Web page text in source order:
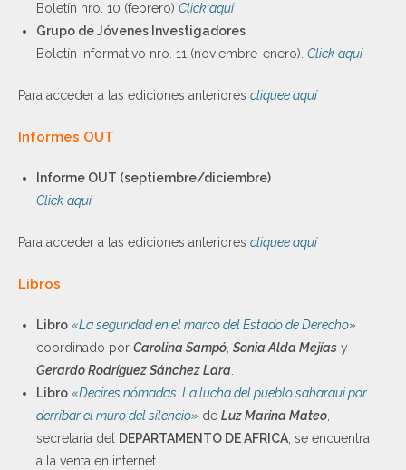
Boletín nro. 10 (febrero) Click aquí
Grupo de Jóvenes Investigadores
Boletín Informativo nro. 11 (noviembre-enero). Click aquí
Para acceder a las ediciones anteriores cliquee aquí
Informes OUT
Informe OUT (septiembre/diciembre)
Click aquí
Para acceder a las ediciones anteriores cliquee aquí
Libros
Libro «La seguridad en el marco del Estado de Derecho»
coordinado por Carolina Sampó, Sonia Alda Mejías y
Gerardo Rodríguez Sánchez Lara.
Libro «Decires nómadas. La lucha del pueblo saharaui por
derribar el muro del silencio» de Luz Marina Mateo,
secretaria del DEPARTAMENTO DE AFRICA, se encuentra
a la venta en internet.